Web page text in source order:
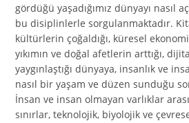
gördüğü yaşadığımız dünyayı nasıl
bu disiplinlerle sorgulanmaktadır.
kültürlerin çoğaldığı, küresel
yıkımın ve doğal afetlerin arttığı,
yaygınlaştığı dünyaya, insanlık ve
nasıl bir yaşam ve düzen sunduğu
İnsan ve insan olmayan varlıklar
sınırlar, teknolojik, biyolojik ve